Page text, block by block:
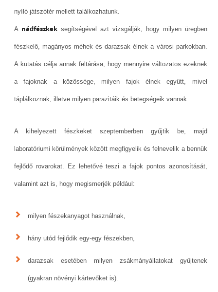
nyíló játszótér mellett találkozhatunk.
A nádfészkeksegítségével azt vizsgálják, hogy milyen üregben
fészkelő, magányos méhek és darazsak élnek a városi parkokban.
A kutatás célja annak feltárása, hogy mennyire változatos ezeknek
a fajoknak a közössége, milyen fajok élnek együtt, mivel
táplálkoznak, illetve milyen parazitáik és betegségeik vannak.
A kihelyezett fészkeket szeptemberben gyűjtik be, majd
laboratóriumi körülmények között megfigyelik és felnevelik a bennük
fejlődő rovarokat. Ez lehetővé teszi a fajok pontos azonosítását,
valamint azt is, hogy megismerjék például:
milyen fészekanyagot használnak,
hány utód fejlődik egy-egy fészekben,
darazsak esetében milyen zsákmányállatokat gyűjtenek
(gyakran növényi kártevőket is).